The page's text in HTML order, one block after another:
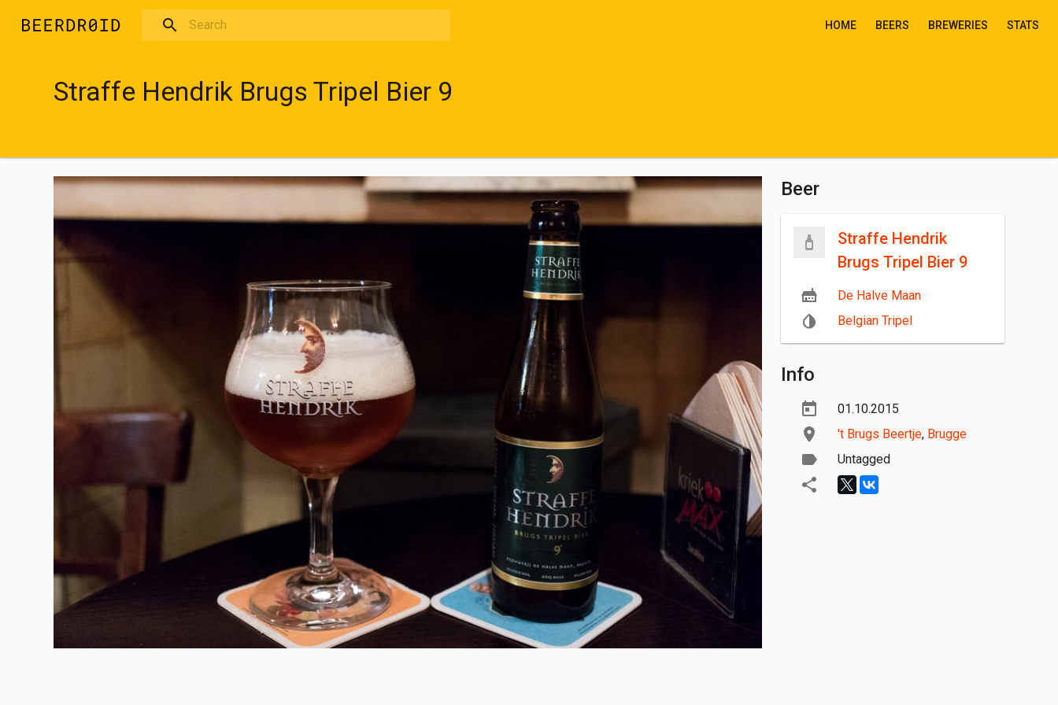
HOME BEERS BREWERIES STATS
Straffe Hendrik Brugs Tripel Bier 9
Beer
Straffe Hendrik
Brugs Tripel Bier 9
De Halve Maan
Belgian Tripel
Info
01.10.2015
't Brugs Beertje, Brugge
Untagged